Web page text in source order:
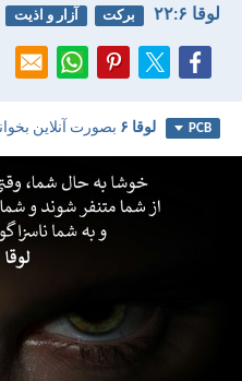
لوقا ۶:‏۲۲ برکت آزار و اذیت
PCB لوقا ۶ بصورت آنلاین